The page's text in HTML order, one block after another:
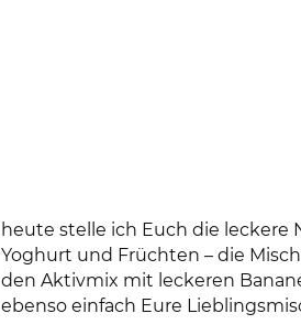
heute stelle ich Euch die leckere
Yoghurt und Früchten – die
den Aktivmix mit leckeren
ebenso einfach Eure